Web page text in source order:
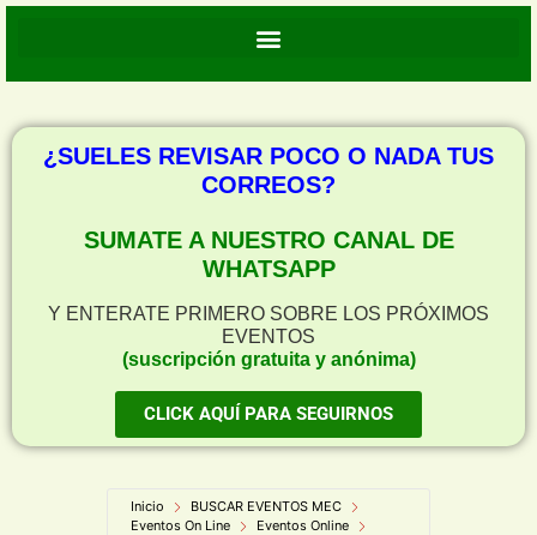
¿SUELES REVISAR POCO O NADA TUS
CORREOS?
SUMATE A NUESTRO CANAL DE
WHATSAPP
Y ENTERATE PRIMERO SOBRE LOS PRÓXIMOS
EVENTOS
(suscripción gratuita y anónima)
CLICK AQUÍ PARA SEGUIRNOS
Inicio
BUSCAR EVENTOS MEC
Eventos On Line
Eventos Online